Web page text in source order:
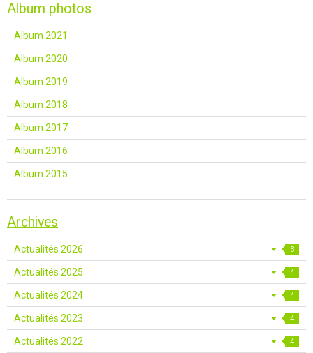
Album photos
Album 2021
Album 2020
Album 2019
Album 2018
Album 2017
Album 2016
Album 2015
Archives
Actualités 2026 3
Actualités 2025 4
Actualités 2024 4
Actualités 2023 4
Actualités 2022 4